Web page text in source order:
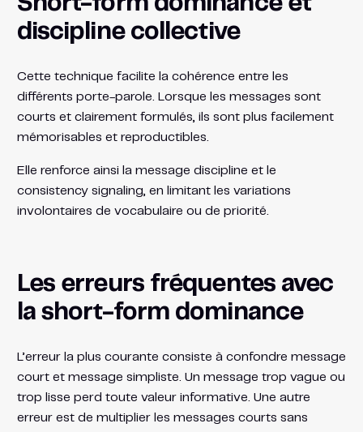
discipline collective
Cette technique facilite la cohérence entre les
différents porte-parole. Lorsque les messages sont
courts et clairement formulés, ils sont plus facilement
mémorisables et reproductibles.
Elle renforce ainsi la message discipline et le
consistency signaling, en limitant les variations
involontaires de vocabulaire ou de priorité.
Les erreurs fréquentes avec
la short-form dominance
L’erreur la plus courante consiste à confondre message
court et message simpliste. Un message trop vague ou
trop lisse perd toute valeur informative. Une autre
erreur est de multiplier les messages courts sans